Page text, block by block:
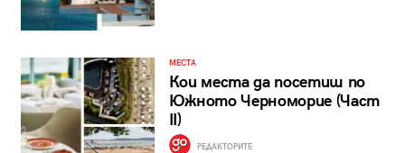
МЕСТА
Кои места да посетиш по
Южното Черноморие (Част
II)
РЕДАКТОРИТЕ